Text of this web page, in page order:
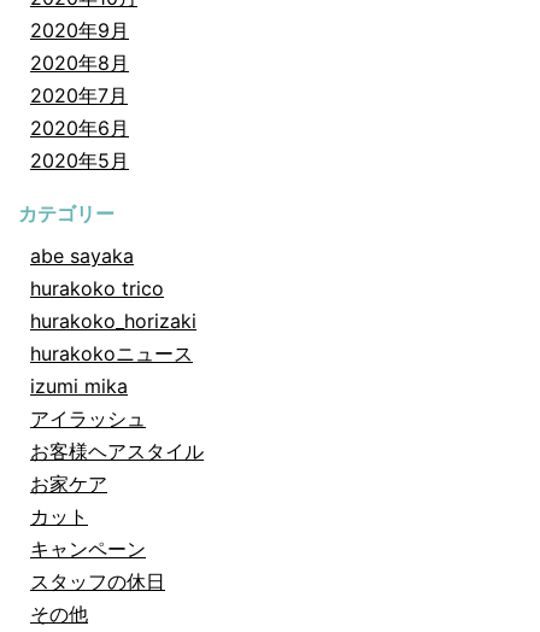
2020年9月
2020年8月
2020年7月
2020年6月
2020年5月
カテゴリー
abe sayaka
hurakoko trico
hurakoko_horizaki
hurakokoニュース
izumi mika
アイラッシュ
お客様ヘアスタイル
お家ケア
カット
キャンペーン
スタッフの休日
その他